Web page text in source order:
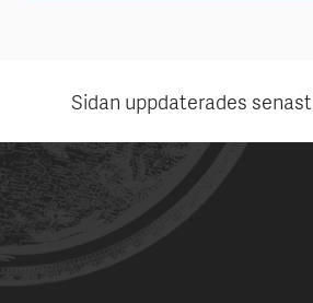
Sidan uppdaterades senast